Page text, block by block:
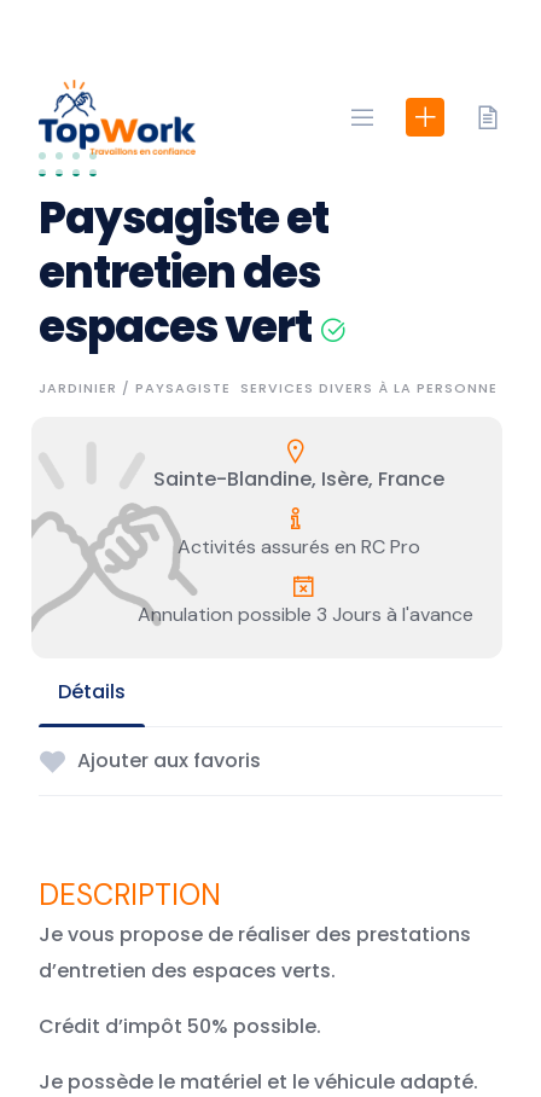
Paysagiste et
entretien des
espaces vert
JARDINIER / PAYSAGISTE SERVICES DIVERS À LA PERSONNE
Sainte-Blandine, Isère, France
Activités assurés en RC Pro
Annulation possible 3 Jours à l'avance
Détails
Ajouter aux favoris
Je vous propose de réaliser des prestations
d’entretien des espaces verts.
Crédit d’impôt 50% possible.
Je possède le matériel et le véhicule adapté.